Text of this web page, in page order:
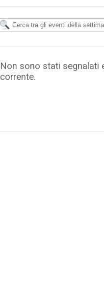
Non sono stati segnalati
corrente.